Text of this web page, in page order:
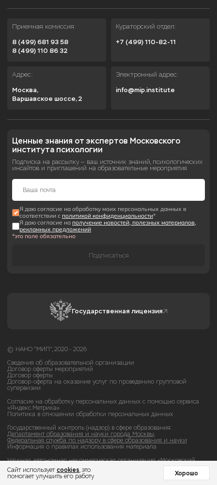
Сайт использует cookies , это
помогает улучшить его работу
Хорошо
Приемная комиссия:
8 (499) 681 93 58
8 (499) 110 86 32
Кураторский отдел:
+7 (499) 110-82-11
Адрес:
Москва,
Варшавское шоссе, 2
Электронный адрес:
info@mip.institute
Ценные знания от экспертов Московского
института психологии
Подписка на рассылку — ваш источник знаний, психологических
инсайтов и приглашений на образовательные мероприятия
Я даю согласие на обработку моих персональных данных в
соответствии с политикой конфиденциальности*
Я даю согласие на получение новостей, полезных материалов,
рекламных предложений
*это поле обязательно
Подписаться
Государственная лицензия
© НАНО "МИП", 2020 - 2026
Сведения об образовательной организации
Договор оферты мероприятий
Договор оферты
Договор-оферта на оказание услуг по проведению групповой
супервизии
Согласие на обработку персональных данных с помощью сервиса
«Яндекс.Метрика»
Политика в отношении обработки персональных данных
Государственный контроль (надзор) в сфере образования:
Департамент образования и науки города Москвы,
Федеральная служба по надзору в сфере образования и науки
Информация о правилах использования материала
Научная автономная некоммерческая организация «Московский
институт психологии» (НАНО «МИП») ИНН 9725041321 ОГРН
1207700479260